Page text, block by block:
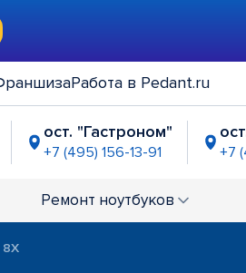
Работа в Pedant.ru
ост. "Гастроном"
+7 (495) 156-13-91 +7
Ремонт ноутбуков
8X